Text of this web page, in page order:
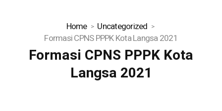
Home
Uncategorized
Formasi CPNS PPPK Kota Langsa 2021
Formasi CPNS PPPK Kota
Langsa 2021